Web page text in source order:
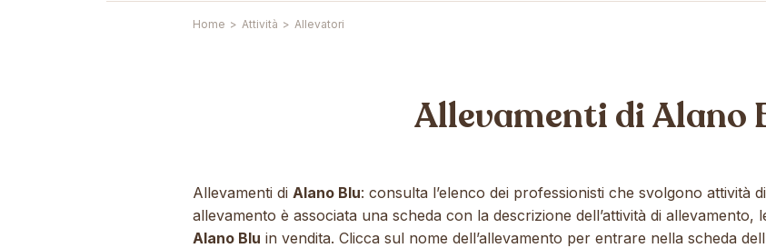
Home > Attività > Allevatori
Allevamenti diAlano
Allevamenti di Alano Blu: consulta l’elenco dei professionisti che svolgono attività
allevamento è associata una scheda con la descrizione dell’attività di allevamento,
Alano Blu in vendita. Clicca sul nome dell’allevamento per entrare nella scheda